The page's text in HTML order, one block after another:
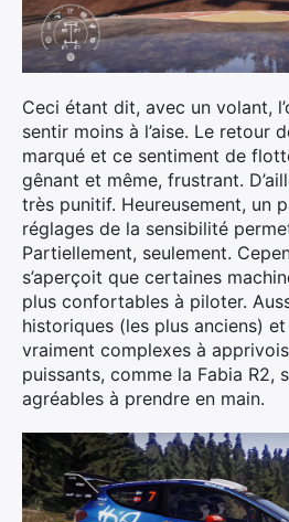
Ceci étant dit, avec un volant,
sentir moins à l’aise. Le retour
marqué et ce sentiment de
gênant et même, frustrant.
très punitif. Heureusement, un
réglages de la sensibilité
Partiellement, seulement.
s’aperçoit que certaines
plus confortables à piloter.
historiques (les plus anciens)
vraiment complexes à
puissants, comme la Fabia R2,
agréables à prendre en main.